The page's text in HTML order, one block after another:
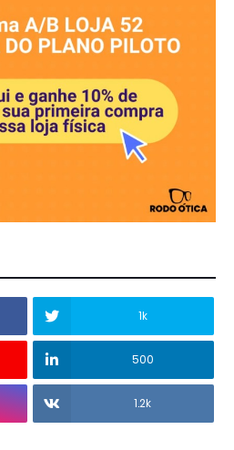
1k
500
1.2k